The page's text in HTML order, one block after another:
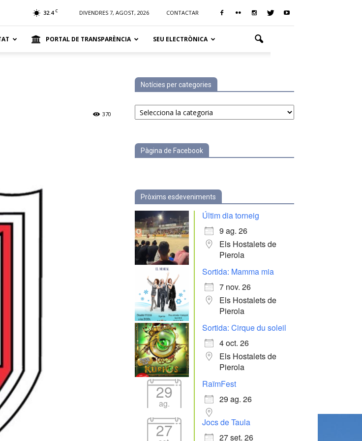
32.4 C DIVENDRES 7, AGOST, 2026 CONTACTAR
PORTAL DE TRANSPARÈNCIA SEU ELECTRÒNICA
370
Notícies per categories
Notícies
per
Pàgina de Facebook
Pròxims esdeveniments
Últim dia torneig
9 ag. 26
Els Hostalets de
Pierola
Sortida: Mamma mia
7 nov. 26
Els Hostalets de
Pierola
Sortida: Cirque du soleil
4 oct. 26
Els Hostalets de
Pierola
29
ag.
RaïmFest
29 ag. 26
27
Jocs de Taula
27 set. 26